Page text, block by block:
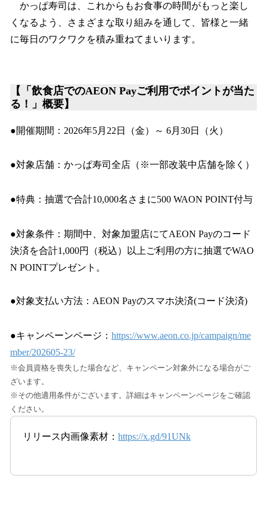
かっぱ寿司は、これからもお食事の時間がもっと楽し
くなるよう、さまざまな取り組みを通して、皆様と一緒
に毎日のワクワクを積み重ねてまいります。
【「飲食店でのAEON Payご利用でポイントが当た
る！」概要】
●開催期間：2026年5月22日（金）～ 6月30日（火）
●対象店舗：かっぱ寿司全店（※一部改装中店舗を除く）
●特典：抽選で合計10,000名さまに500 WAON POINT付与
●対象条件：期間中、対象加盟店にてAEON Payのコード
決済を合計1,000円（税込）以上ご利用の方に抽選でWAO
N POINTプレゼント。
●対象支払い方法：AEON Payのスマホ決済(コード決済)
●キャンペーンページ： https://www.aeon.co.jp/campaign/me
mber/202605-23/
※会員資格を喪失した場合など、キャンペーン対象外になる場合がご
ざいます。
※その他適用条件がございます。詳細はキャンペーンページをご確認
ください。
リリース内画像素材： https://x.gd/91UNk